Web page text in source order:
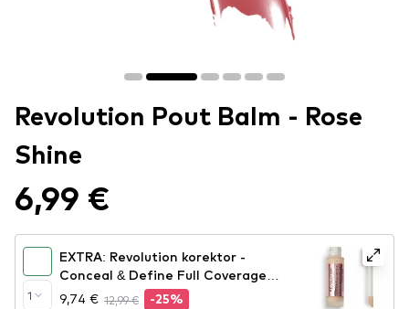
Revolution Pout Balm - Rose
Shine
6,99 €
1
EXTRA: Revolution korektor -
Conceal & Define Full Coverage
Foundation - F6
9,74 € 12,99 € -25%